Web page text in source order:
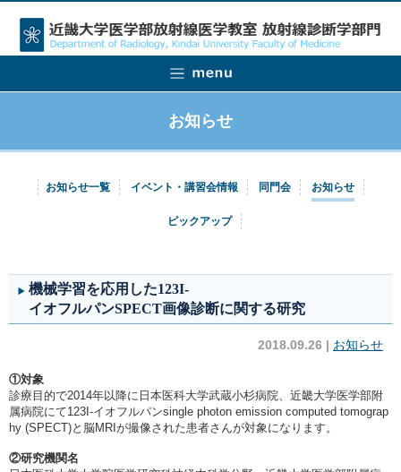
お知らせ
お知らせ一覧 イベント・講習会情報 同門会 お知らせ
ピックアップ
機械学習を応用した123I-
イオフルパンSPECT画像診断に関する研究
2018.09.26 | お知らせ
①対象
診療目的で2014年以降に日本医科大学武蔵小杉病院、近畿大学医学部附
属病院にて123I-イオフルパンsingle photon emission computed tomograp
hy (SPECT)と脳MRIが撮像された患者さんが対象になります。
②研究機関名